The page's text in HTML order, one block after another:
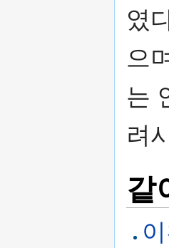
였
으
는
려
같